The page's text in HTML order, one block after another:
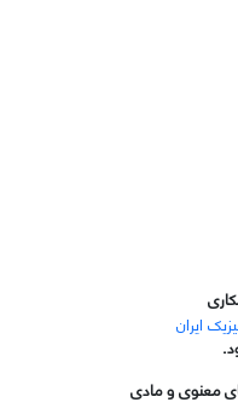
معنوی و مادی